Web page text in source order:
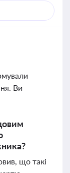
Ви
що такі